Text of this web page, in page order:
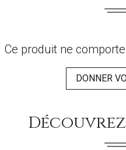
Ce produit ne
DONNER